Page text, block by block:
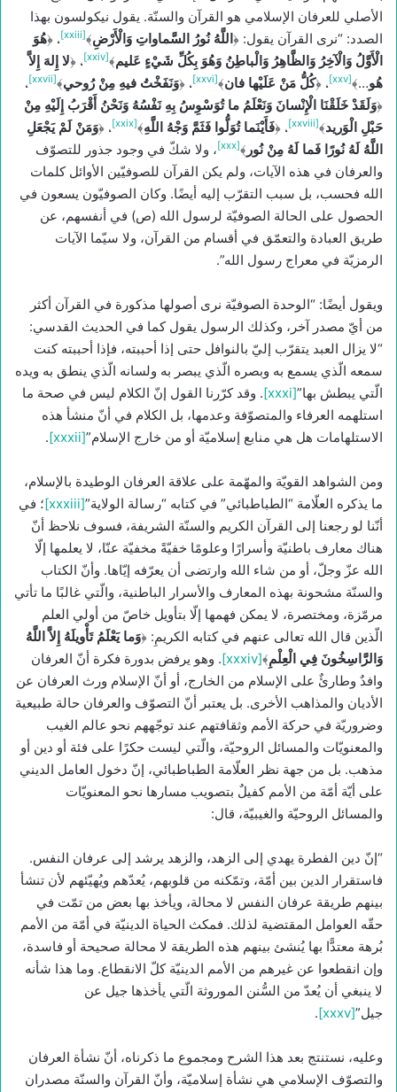
الأصلي للعرفان الإسلامي هو القرآن والسنّة. يقول نيكولسون بهذا
الصدد: “نرى القرآن يقول: ﴿اللَّهُ نُورُ السَّماواتِ وَالْأَرْضِ﴾[xxiii] ، ﴿هُوَ
الْأَوَّلُ وَالْآخِرُ وَالظَّاهِرُ وَالْباطِنُ وَهُوَ بِكُلِّ شَيْ‏ءٍ عَليم‏﴾[xxiv] ، ﴿لا إِلهَ إِلاَّ
هُو…﴾[xxv] ، ﴿كُلُّ مَنْ عَلَيْها فان‏﴾[xxvi] ، ﴿وَنَفَخْتُ فيهِ مِنْ رُوحي‏﴾[xxvii]
،
﴿وَلَقَدْ خَلَقْنَا الْإِنْسانَ وَنَعْلَمُ ما تُوَسْوِسُ بِهِ نَفْسُهُ وَنَحْنُ أَقْرَبُ إِلَيْهِ مِنْ
حَبْلِ الْوَريد﴾[xxviii] ، ﴿فَأَيْنَما تُوَلُّوا فَثَمَّ وَجْهُ اللَّهِ﴾[xxix] ، ﴿وَمَنْ لَمْ يَجْعَلِ
اللَّهُ لَهُ نُورًا فَما لَهُ مِنْ نُور ﴾[xxx]
، ولا شكّ في وجود جذور للتصوّف
والعرفان في هذه الآيات، ولم يكن القرآن للصوفيّين الأوائل كلمات
الله فحسب، بل سبب التقرّب إليه أيضًا. وكان الصوفيّون يسعون في
الحصول على الحالة الصوفيّة لرسول الله (ص) في أنفسهم، عن
طريق العبادة والتعمّق في أقسام من القرآن، ولا سيّما الآيات
الرمزيّة في معراج رسول الله”.
ويقول أيضًا: “الوحدة الصوفيّة نرى أصولها مذكورة في القرآن أكثر
من أيّ مصدر آخر، وكذلك الرسول يقول كما في الحديث القدسي:
“لا يزال العبد يتقرّب إليّ بالنوافل حتى إذا أحببته، فإذا أحببته كنت
سمعه الّذي يسمع به وبصره الّذي يبصر به ولسانه الّذي ينطق به ويده
الّتي يبطش بها”[xxxi]
. وقد كرّرنا القول إنّ الكلام ليس في صحة ما
استلهمه العرفاء والمتصوّفة وعدمها، بل الكلام في أنّ منشأ هذه
الاستلهامات هل هي منابع إسلاميّة أو من خارج الإسلام”[xxxii]
.
ومن الشواهد القويّة والمهّمة على علاقة العرفان الوطيدة بالإسلام،
ما يذكره العلّامة “الطباطبائي” في كتابه “رسالة الولاية”[xxxiii]
؛ في
أنّنا لو رجعنا إلى القرآن الكريم والسنّة الشريفة، فسوف نلاحظ أنّ
هناك معارف باطنيّة وأسرارًا وعلومًا خفيّةً مخفيّة عنّا، لا يعلمها إلّا
الله عزّ وجلّ، أو من شاء الله وارتضى أن يعرّفه إيّاها. وأنّ الكتاب
والسنّة مشحونة بهذه المعارف والأسرار الباطنية، والّتي غالبًا ما تأتي
مرمّزة، ومختصرة، لا يمكن فهمها إلّا بتأويل خاصّ من أولي العلم
الّذين قال الله تعالى عنهم في كتابه الكريمِ: ﴿وَما يَعْلَمُ تَأْويلَهُ إِلاَّ اللَّهُ
وَالرَّاسِخُونَ فِي الْعِلْمِ﴾[xxxiv]
. وهو يرفض بدورة فكرة أنّ العرفان
وافدٌ وطارئٌ على الإسلام من الخارج، أو أنّ الإسلام ورث العرفان عن
الأديان والمذاهب الأخرى. بل يعتبر أنّ التصوّف والعرفان حالة طبيعية
وضروريّة في حركة الأمم وثقافتهم عند توجّههم نحو عالم الغيب
والمعنويّات والمسائل الروحيّة، والّتي ليست حكرًا على فئة أو دين أو
مذهب. بل من جهة نظر العلّامة الطباطبائي، إنّ دخول العامل الديني
على أيّة أمّة من الأمم كفيلٌ بتصويب مسارها نحو المعنويّات
والمسائل الروحيّة والغيبيّة، قال:
“إنّ دين الفطرة يهدي إلى الزهد، والزهد يرشد إلى عرفان النفس.
فاستقرار الدين بين أمّة، وتمّكنه من قلوبهم، يُعدّهم ويُهيّئهم لأن تنشأ
بينهم طريقة عرفان النفس لا محالة، ويأخذ بها بعض من تمّت في
حقّه العوامل المقتضية لذلك. فمكث الحياة الدينيّة في أمّة من الأمم
بُرهة معتدًّا بها يُنشئ بينهم هذه الطريقة لا محالة صحيحة أو فاسدة،
وإن انقطعوا عن غيرهم من الأمم الدينيّة كلّ الانقطاع. وما هذا شأنه
لا ينبغي أن يُعدّ من السُّنن الموروثة الّتي يأخذها جيل عن
جيل”[xxxv]
.
وعليه، نستنتج بعد هذا الشرح ومجموع ما ذكرناه، أنّ نشأة العرفان
والتصوّف الإسلامي هي نشأة إسلاميّة، وأنّ القرآن والسنّة مصدران